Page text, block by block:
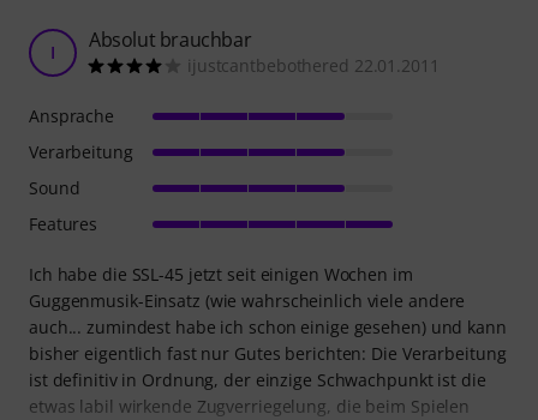
I Absolut brauchbar
ijustcantbebothered 22.01.2011
Ich habe die SSL-45 jetzt seit einigen Wochen im
Guggenmusik-Einsatz (wie wahrscheinlich viele andere
auch... zumindest habe ich schon einige gesehen) und kann
bisher eigentlich fast nur Gutes berichten: Die Verarbeitung
ist definitiv in Ordnung, der einzige Schwachpunkt ist die
etwas labil wirkende Zugverriegelung, die beim Spielen
Ansprache
Verarbeitung
Sound
Features